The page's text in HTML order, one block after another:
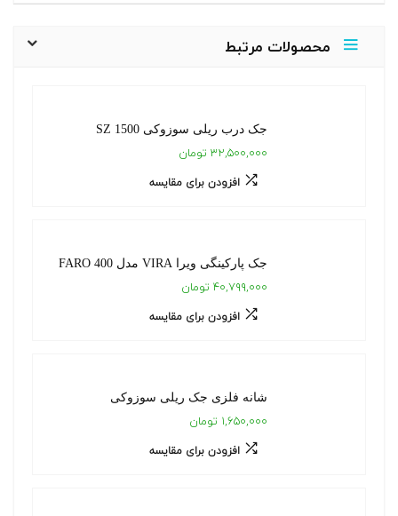
محصولات مرتبط
جک درب ریلی سوزوکی SZ 1500
۳۲,۵۰۰,۰۰۰ تومان
افزودن برای مقایسه
جک پارکینگی ویرا VIRA مدل FARO 400
۴۰,۷۹۹,۰۰۰ تومان
افزودن برای مقایسه
شانه فلزی جک ریلی سوزوکی
۱,۶۵۰,۰۰۰ تومان
افزودن برای مقایسه